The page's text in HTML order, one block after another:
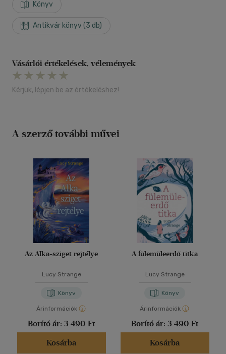
Könyv
Antikvár könyv (3 db)
Vásárlói értékelések, vélemények
Kérjük, lépjen be az értékeléshez!
A szerző további művei
Az Alka-sziget rejtélye
Lucy Strange
Könyv
Árinformációk
Borító ár: 3 490 Ft
Kosárba
A fülemüleerdő titka
Lucy Strange
Könyv
Árinformációk
Borító ár: 3 490 Ft
Kosárba